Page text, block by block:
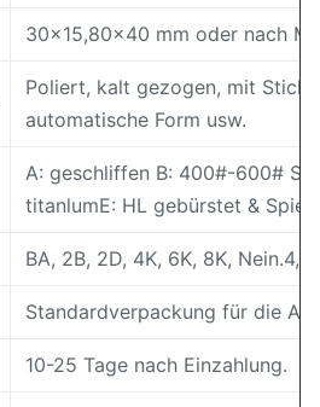
30×15,80×40 mm oder nach
Poliert, kalt gezogen, mit
automatische Form usw.
A: geschliffen B: 400#-600#
titanlumE: HL gebürstet &
BA, 2B, 2D, 4K, 6K, 8K, Nein.4,
Standardverpackung für die
10-25 Tage nach Einzahlung.